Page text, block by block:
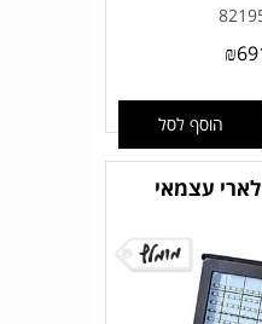
₪
הוסף לסל
עצמאי